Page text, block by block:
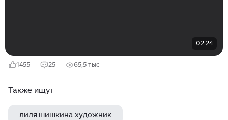
02:24
1455 25 65,5 тыс
Также ищут
лиля шишкина художник